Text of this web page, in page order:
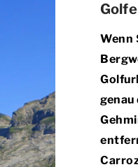
Wenn
genau